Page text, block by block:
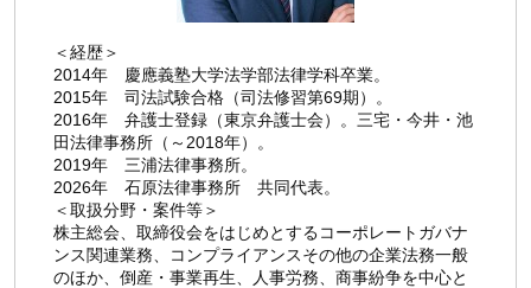
＜経歴＞
2014年 慶應義塾大学法学部法律学科卒業。
2015年 司法試験合格（司法修習第69期）。
2016年 弁護士登録（東京弁護士会）。三宅・今井・池
田法律事務所（～2018年）。
2019年 三浦法律事務所。
2026年 石原法律事務所 共同代表。
＜取扱分野・案件等＞
株主総会、取締役会をはじめとするコーポレートガバナ
ンス関連業務、コンプライアンスその他の企業法務一般
のほか、倒産・事業再生、人事労務、商事紛争を中心と